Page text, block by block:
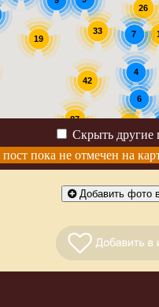
33
42
19
26
87
4
6
7
Скрыть другие
пока не отмечен на
Добавить фото